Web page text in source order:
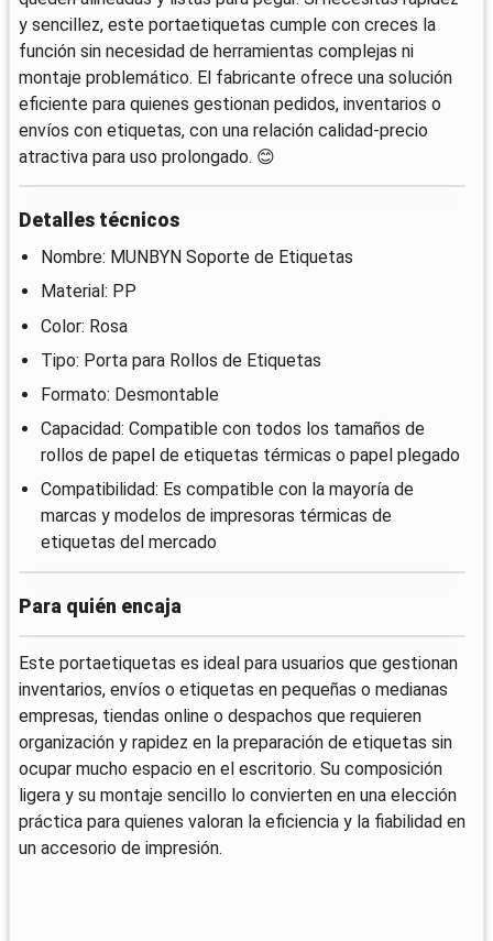
y sencillez, este portaetiquetas cumple con creces la
función sin necesidad de herramientas complejas ni
montaje problemático. El fabricante ofrece una solución
eficiente para quienes gestionan pedidos, inventarios o
envíos con etiquetas, con una relación calidad-precio
atractiva para uso prolongado. 😊
Detalles técnicos
Nombre: MUNBYN Soporte de Etiquetas
Material: PP
Color: Rosa
Tipo: Porta para Rollos de Etiquetas
Formato: Desmontable
Capacidad: Compatible con todos los tamaños de
rollos de papel de etiquetas térmicas o papel plegado
Compatibilidad: Es compatible con la mayoría de
marcas y modelos de impresoras térmicas de
etiquetas del mercado
Para quién encaja
Este portaetiquetas es ideal para usuarios que gestionan
inventarios, envíos o etiquetas en pequeñas o medianas
empresas, tiendas online o despachos que requieren
organización y rapidez en la preparación de etiquetas sin
ocupar mucho espacio en el escritorio. Su composición
ligera y su montaje sencillo lo convierten en una elección
práctica para quienes valoran la eficiencia y la fiabilidad en
un accesorio de impresión.